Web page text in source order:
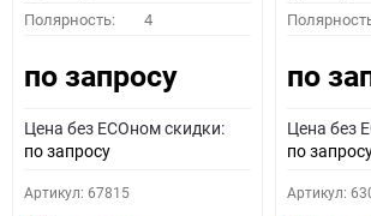
Полярность: 4
по запросу
Цена без ECOном скидки:
по запросу
Артикул: 67815
по
Цена без
по
Артикул: